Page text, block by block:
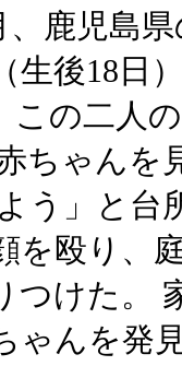
鹿児島県
生後18日
この二人
ちゃんを
う」と台
を殴り、
つけた。
ゃんを発